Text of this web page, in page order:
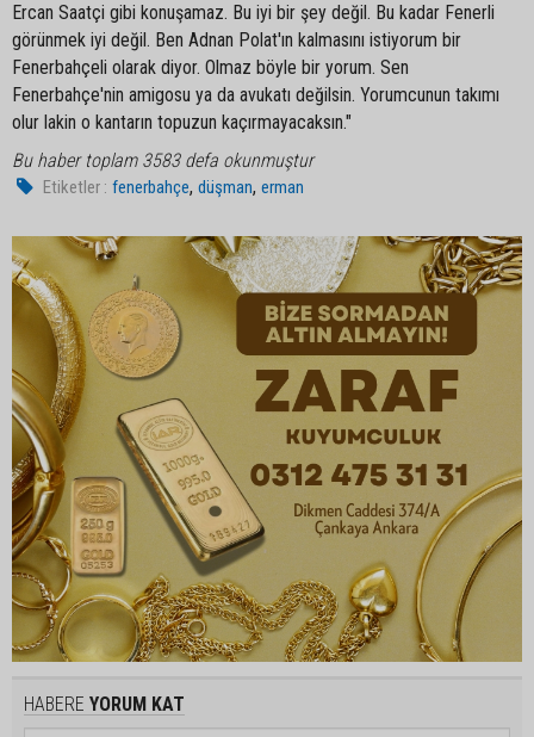
Ercan Saatçi gibi konuşamaz. Bu iyi bir şey değil. Bu kadar Fenerli
görünmek iyi değil. Ben Adnan Polat'ın kalmasını istiyorum bir
Fenerbahçeli olarak diyor. Olmaz böyle bir yorum. Sen
Fenerbahçe'nin amigosu ya da avukatı değilsin. Yorumcunun takımı
olur lakin o kantarın topuzun kaçırmayacaksın."
Bu haber toplam 3583 defa okunmuştur
Etiketler : fenerbahçe,düşman,erman
HABERE YORUM KAT